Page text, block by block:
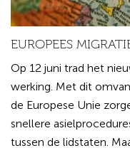
EUROPEES
Op 12 juni trad het
werking. Met dit
de Europese Unie
snellere
tussen de lidstaten.